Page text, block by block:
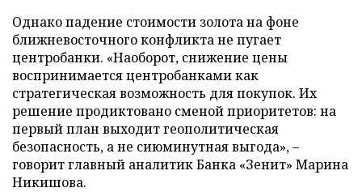
Однако падение стоимости золота на фоне
ближневосточного конфликта не пугает
центробанки. «Наоборот, снижение цены
воспринимается центробанками как
стратегическая возможность для покупок. Их
решение продиктовано сменой приоритетов: на
первый план выходит геополитическая
безопасность, а не сиюминутная выгода», –
говорит главный аналитик Банка «Зенит» Марина
Никишова.